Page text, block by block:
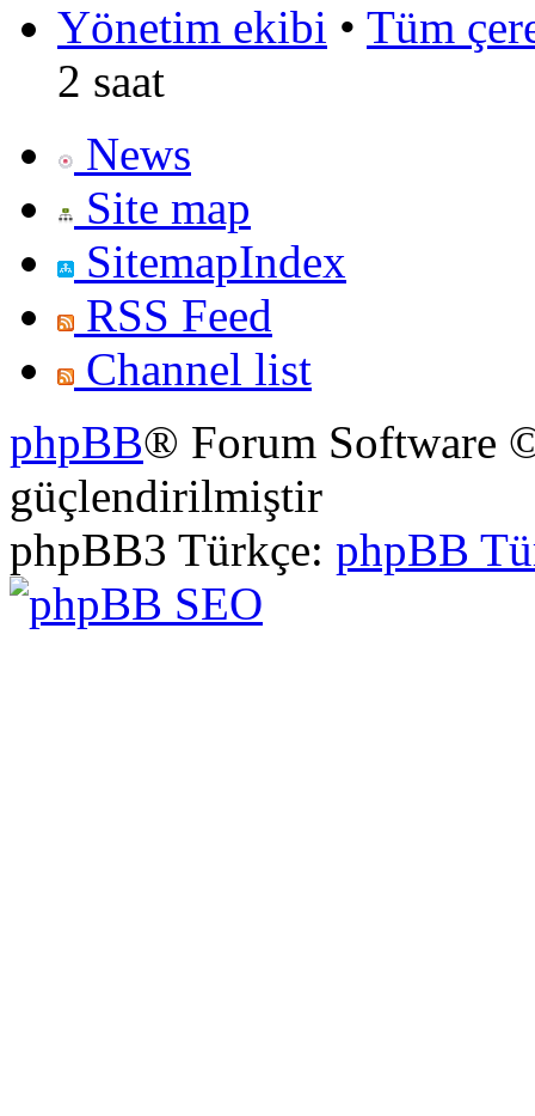
Yönetim ekibi • Tüm
2 saat
News
Site map
SitemapIndex
RSS Feed
Channel list
phpBB® Forum Software
güçlendirilmiştir
phpBB3 Türkçe: phpBB